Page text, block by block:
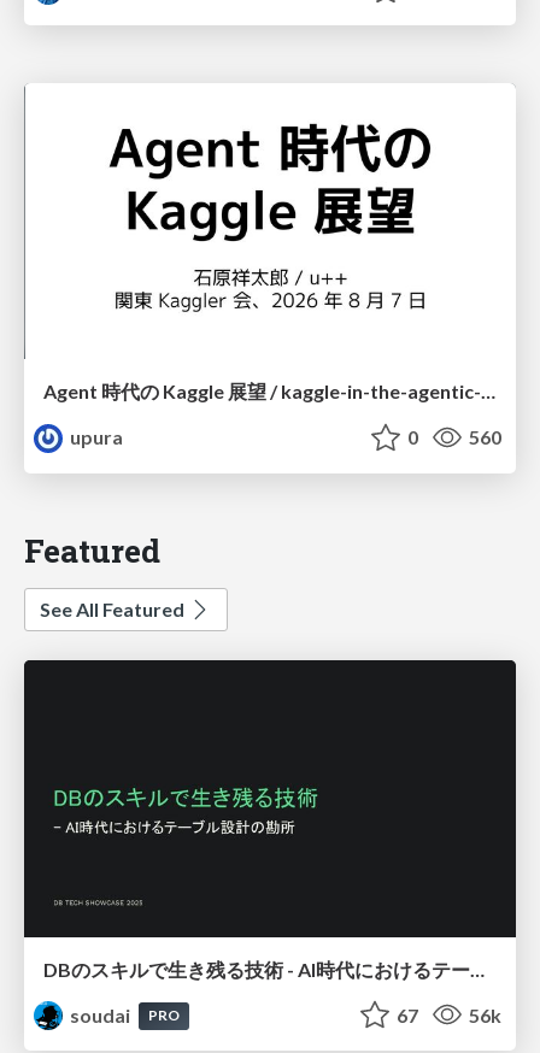
Agent 時代の Kaggle 展望 / kaggle-in-the-agentic-era
upura
0 560
Featured
See All Featured
soudai
PRO 67 56k